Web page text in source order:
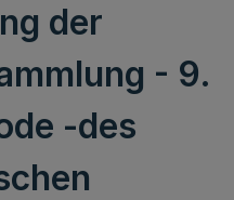
der
- 9.
-des